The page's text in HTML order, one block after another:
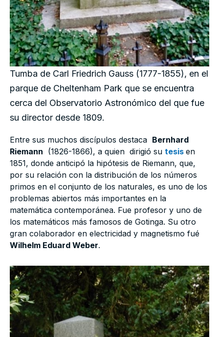
Tumba de Carl Friedrich Gauss (1777-1855), en el
parque de Cheltenham Park que se encuentra
cerca del Observatorio Astronómico del que fue
su director desde 1809.
Entre sus muchos discípulos destaca Bernhard
Riemann (1826-1866), a quien dirigió su tesis en
1851, donde anticipó la hipótesis de Riemann, que,
por su relación con la distribución de los números
primos en el conjunto de los naturales, es uno de los
problemas abiertos más importantes en la
matemática contemporánea. Fue profesor y uno de
los matemáticos más famosos de Gotinga. Su otro
gran colaborador en electricidad y magnetismo fué
Wilhelm Eduard Weber.